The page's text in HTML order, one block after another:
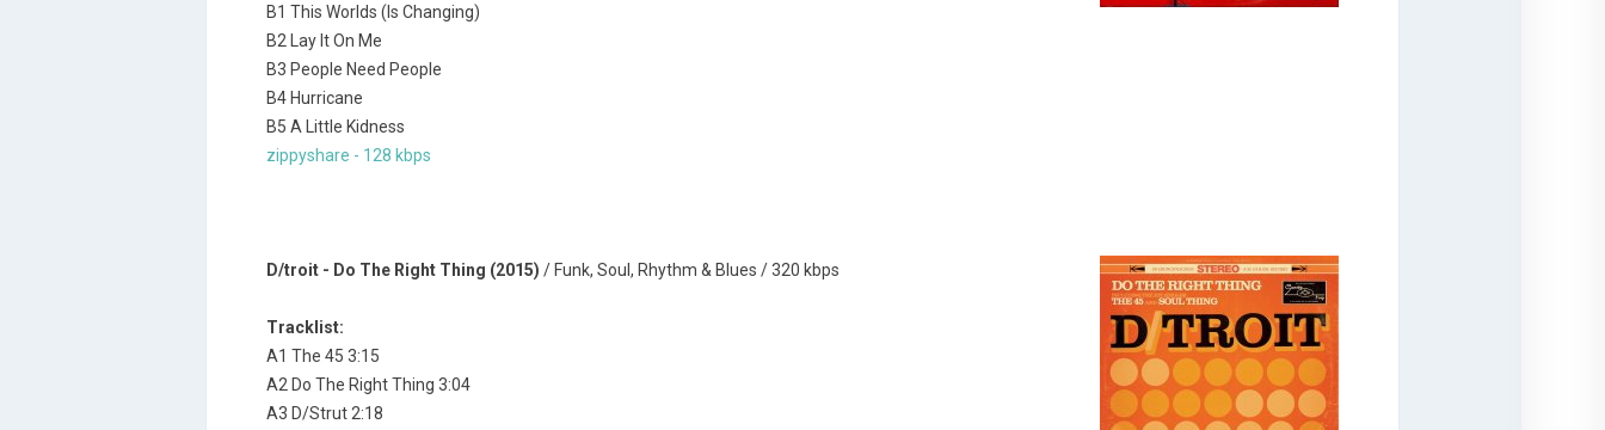
B1 This Worlds (Is Changing)
B2 Lay It On Me
B3 People Need People
B4 Hurricane
B5 A Little Kidness
zippyshare - 128 kbps
D/troit - Do The Right Thing (2015) / Funk, Soul, Rhythm & Blues / 320 kbps
Tracklist:
A1 The 45 3:15
A2 Do The Right Thing 3:04
A3 D/Strut 2:18